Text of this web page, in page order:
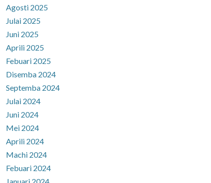
Agosti 2025
Julai 2025
Juni 2025
Aprili 2025
Febuari 2025
Disemba 2024
Septemba 2024
Julai 2024
Juni 2024
Mei 2024
Aprili 2024
Machi 2024
Febuari 2024